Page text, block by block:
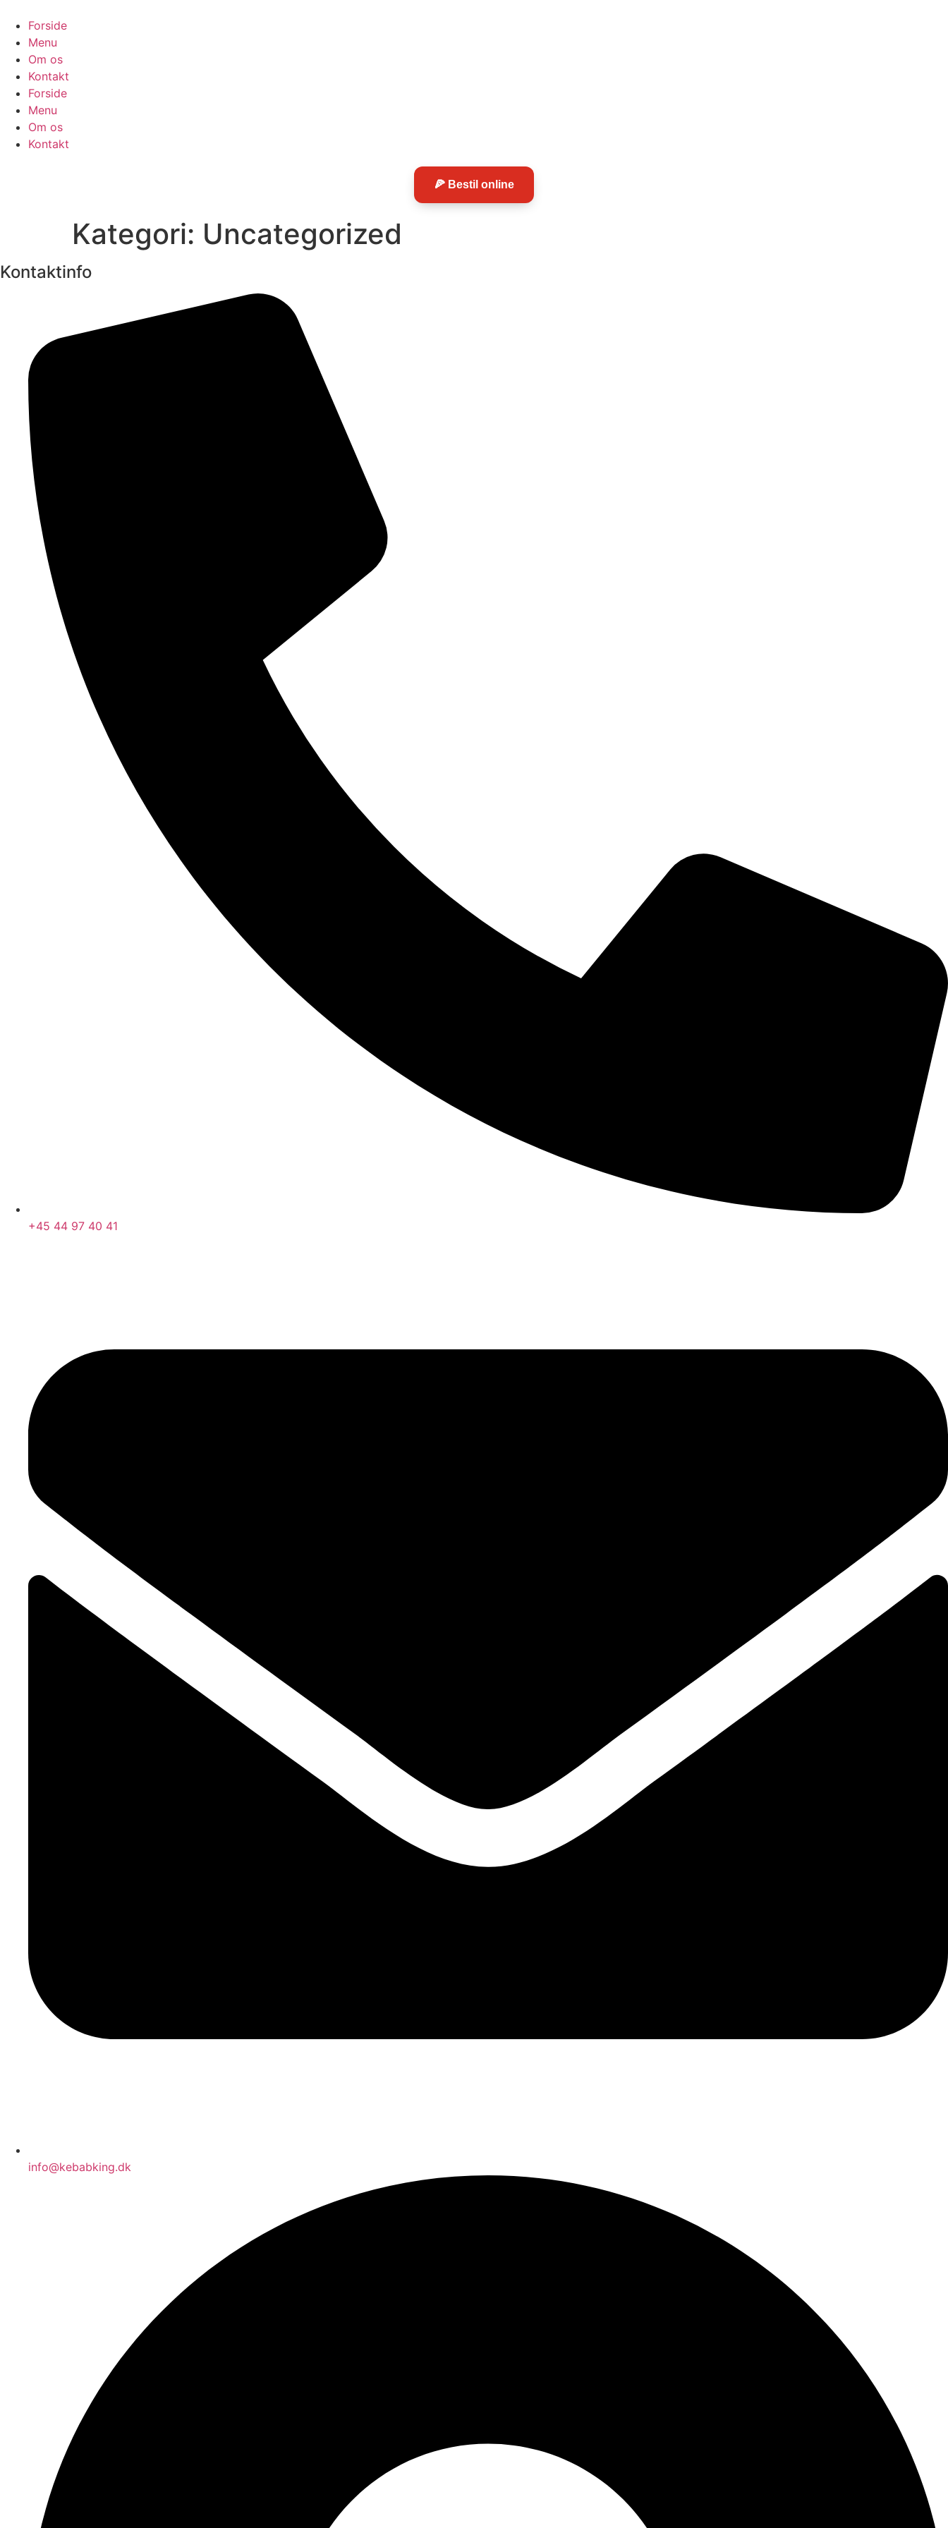
indhold
Forside
Menu
Om os
Kontakt
Forside
Menu
Om os
Kontakt
🍕 Bestil online
Kategori: Uncategorized
Kontaktinfo
+45 44 97 40 41
info@kebabking.dk